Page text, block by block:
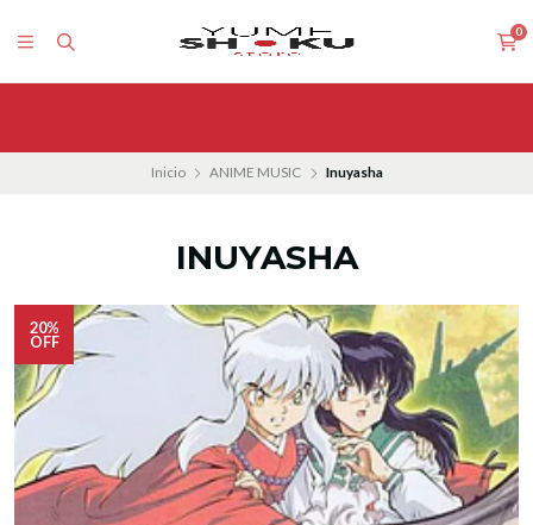
0
Inicio ANIME MUSIC Inuyasha
INUYASHA
20%
OFF